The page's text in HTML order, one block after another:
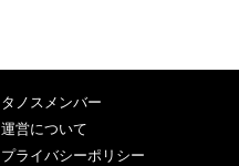
タノスメンバー
運営について
プライバシーポリシー